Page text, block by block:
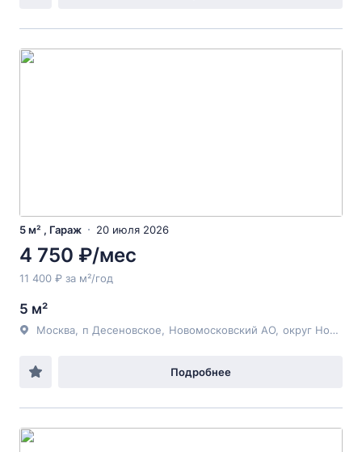
5 м² , Гараж 20 июля 2026
4 750 ₽/мес
11 400 ₽ за м²/год
5 м²
Москва п Десеновское Новомосковский АО округ Новомосковский
Подробнее